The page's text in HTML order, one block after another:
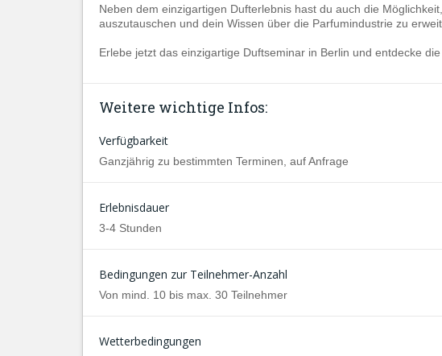
Neben dem einzigartigen Dufterlebnis hast du auch die
auszutauschen und dein Wissen über die Parfumindustrie zu
Erlebe jetzt das einzigartige Duftseminar in Berlin und entdecke
Weitere wichtige Infos:
Verfügbarkeit
Ganzjährig zu bestimmten Terminen, auf Anfrage
Erlebnisdauer
3-4 Stunden
Bedingungen zur Teilnehmer-Anzahl
Von mind. 10 bis max. 30 Teilnehmer
Wetterbedingungen